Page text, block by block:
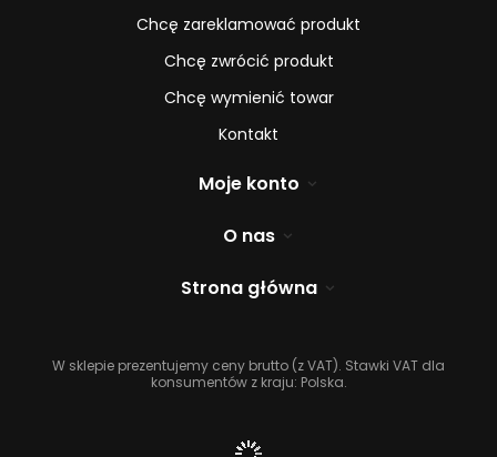
Chcę zareklamować produkt
Chcę zwrócić produkt
Chcę wymienić towar
Kontakt
Moje konto
O nas
Strona główna
W sklepie prezentujemy ceny brutto (z VAT). Stawki VAT dla
konsumentów z kraju: Polska.